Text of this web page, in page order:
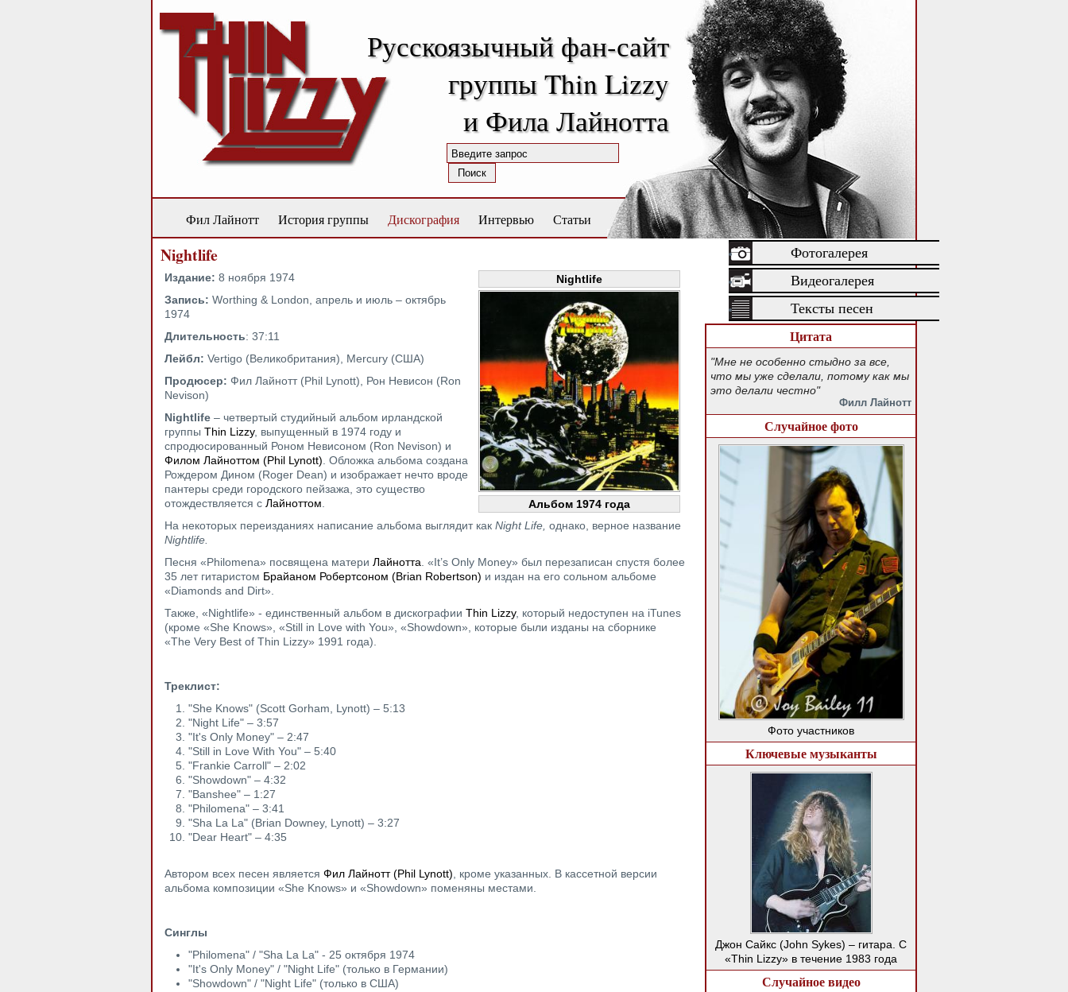
Русскоязычный фан-сайт
группы Thin Lizzy
и Фила Лайнотта
Фил Лайнотт История группы Дискография Интервью Статьи
Nightlife
Nightlife
Альбом 1974 года
Издание: 8 ноября 1974
Запись: Worthing & London, апрель и июль – октябрь
1974
Длительность: 37:11
Лейбл: Vertigo (Великобритания), Mercury (США)
Продюсер: Фил Лайнотт (Phil Lynott), Рон Невисон (Ron
Nevison)
Nightlife – четвертый студийный альбом ирландской
группы Thin Lizzy, выпущенный в 1974 году и
спродюсированный Роном Невисоном (Ron Nevison) и
Филом Лайноттом (Phil Lynott) . Обложка альбома создана
Рождером Дином (Roger Dean) и изображает нечто вроде
пантеры среди городского пейзажа, это существо
отождествляется с Лайноттом
На некоторых переизданиях написание альбома выглядит как NightLife, однако, верное название
Nightlife.
Песня «Philomena» посвящена матери Лайнотта . «It’s Only Money» был перезаписан спустя более
35 лет гитаристом Брайаном Робертсоном (Brian Robertson) и издан на его сольном альбоме
«Diamonds and Dirt».
Также, «Nightlife» - единственный альбом в дискографии Thin Lizzy, который недоступен на iTunes
(кроме «She Knows», «Still in Love with You», «Showdown», которые были изданы на сборнике
«The Very Best of Thin Lizzy» 1991 года).
Треклист:
"She Knows" (Scott Gorham, Lynott) – 5:13
"Night Life" – 3:57
"It's Only Money" – 2:47
"Still in Love With You" – 5:40
"Frankie Carroll" – 2:02
"Showdown" – 4:32
"Banshee" – 1:27
"Philomena" – 3:41
"Sha La La" (Brian Downey, Lynott) – 3:27
"Dear Heart" – 4:35
Автором всех песен является Фил Лайнотт (Phil Lynott) , кроме указанных. В кассетной версии
альбома композиции «She Knows» и «Showdown» поменяны местами.
Синглы
"Philomena" / "Sha La La" - 25 октября 1974
"It's Only Money" / "Night Life" (только в Германии)
"Showdown" / "Night Life" (только в США)
Фотогалерея
Видеогалерея
Тексты песен
Цитата
"Мне не особенно стыдно за все,
что мы уже сделали, потому как мы
это делали честно"
Филл Лайнотт
Случайное фото
Фото участников
Ключевые музыканты
Джон Сайкс (John Sykes) – гитара. С
«Thin Lizzy» в течение 1983 года
Случайное видео